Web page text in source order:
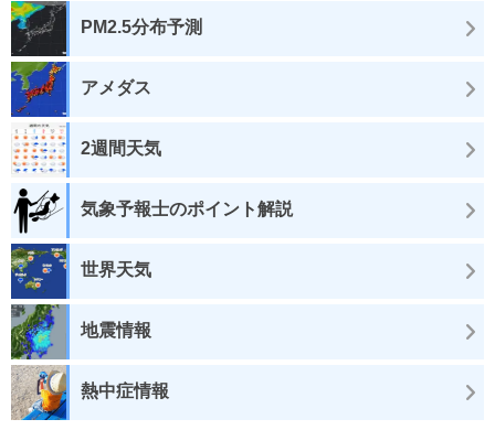
PM2.5分布予測
アメダス
2週間天気
気象予報士のポイント解説
世界天気
地震情報
熱中症情報